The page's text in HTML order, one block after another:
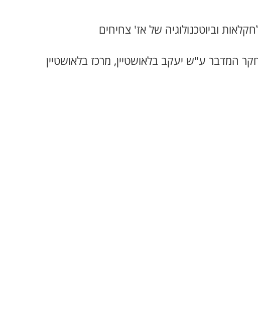
וביוטכנולוגיה של אז' צחיחים
המדבר ע"ש יעקב בלאושטיין, מרכז בלאושטיין